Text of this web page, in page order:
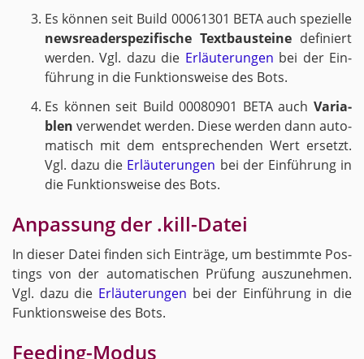
Es kön­nen seit Build 00061301 BETA auch spe­zi­el­le
news­re­a­der­spe­zi­fi­sche Text­bau­stei­ne de­fi­niert
wer­den. Vgl. dazu die Er­läu­te­run­gen bei der Ein­
füh­rung in die Funk­ti­ons­wei­se des Bots.
Es kön­nen seit Build 00080901 BETA auch Va­ria­
blen ver­wen­det wer­den. Diese wer­den dann au­to­
ma­tisch mit dem ent­spre­chen­den Wert er­setzt.
Vgl. dazu die Er­läu­te­run­gen bei der Ein­füh­rung in
die Funk­ti­ons­wei­se des Bots.
An­pas­sung der .kill-Da­tei
In die­ser Datei fin­den sich Ein­trä­ge, um be­stimm­te Pos­
tings von der au­to­ma­ti­schen Prü­fung aus­zu­neh­men.
Vgl. dazu die Er­läu­te­run­gen bei der Ein­füh­rung in die
Funk­ti­ons­wei­se des Bots.
Fee­ding-Mo­dus